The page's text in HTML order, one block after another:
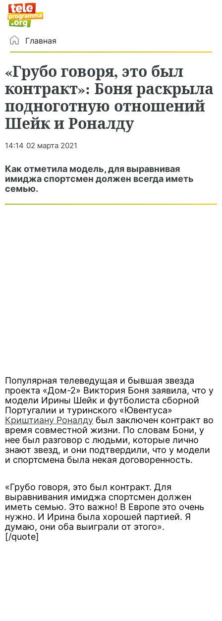
Главная
«Грубо говоря, это был
контракт»: Боня раскрыла
подноготную отношений
Шейк и Роналду
14:14 02 марта 2021
Как отметила модель, для выравнивая
имиджа спортсмен должен всегда иметь
семью.
Популярная телеведущая и бывшая звезда
проекта «Дом-2» Виктория Боня заявила, что у
модели Ирины Шейк и футболиста сборной
Португалии и туринского «Ювентуса»
Криштиану Роналду был заключен контракт во
время совместной жизни. По словам Бони, у
нее был разговор с людьми, которые лично
знают звезд, и они подтвердили, что у модели
и спортсмена была некая договоренность.
«Грубо говоря, это был контракт. Для
выравнивания имиджа спортсмен должен
иметь семью. Это важно! В Европе это очень
нужно. И Ирина была хорошей партией. Я
думаю, они оба выиграли от этого».
[/quote]